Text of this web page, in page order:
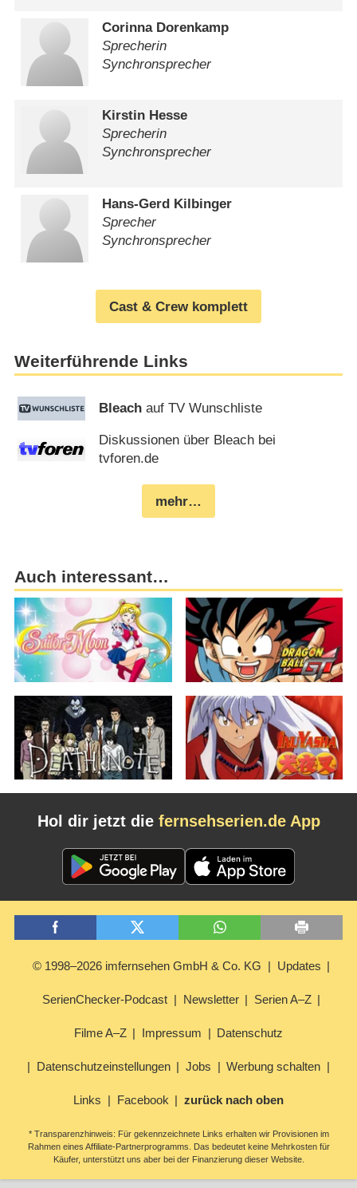
Corinna Dorenkamp
Sprecherin
Synchronsprecher
Kirstin Hesse
Sprecherin
Synchronsprecher
Hans-Gerd Kilbinger
Sprecher
Synchronsprecher
Cast & Crew komplett
Weiterführende Links
Bleach auf TV Wunschliste
Diskussionen über Bleach bei
tvforen.de
mehr…
Auch interessant…
Hol dir jetzt die fernsehserien.de App
© 1998–2026 imfernsehen GmbH & Co. KG Updates
SerienChecker-Podcast Newsletter Serien A–Z
Filme A–Z Impressum Datenschutz
Datenschutzeinstellungen Jobs Werbung schalten
Links Facebook zurück nach oben
* Transparenzhinweis: Für gekennzeichnete Links erhalten wir Provisionen im
Rahmen eines Affiliate-Partnerprogramms. Das bedeutet keine Mehrkosten für
Käufer, unterstützt uns aber bei der Finanzierung dieser Website.